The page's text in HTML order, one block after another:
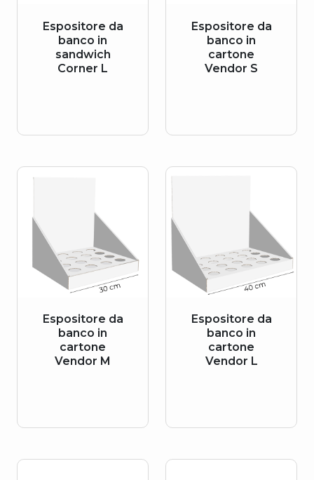
Espositore da
banco in
sandwich
Corner L
Espositore da
banco in
cartone
Vendor S
Espositore da
banco in
cartone
Vendor M
Espositore da
banco in
cartone
Vendor L